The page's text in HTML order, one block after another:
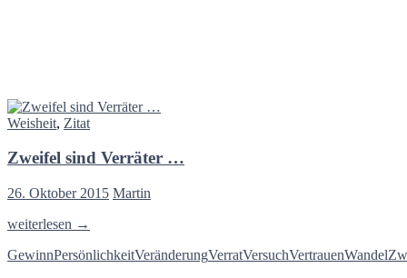
Weisheit, Zitat
Zweifel sind Verräter …
26. Oktober 2015 Martin
Zweifel
Verräter
weiterlesen →
GewinnPersönlichkeitVeränderungVerratVersuchVertrauenWandel